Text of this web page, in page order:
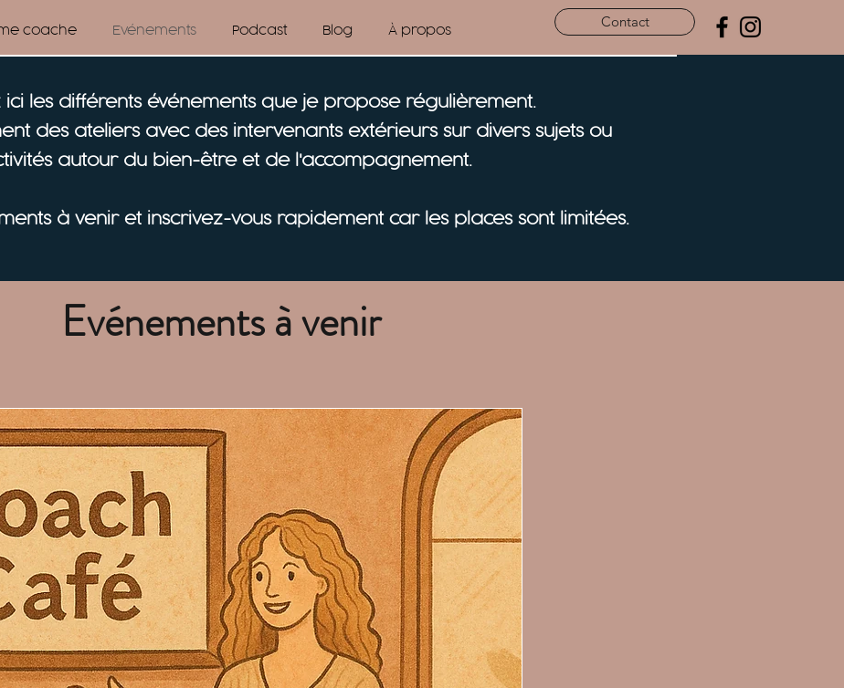
coache Evénements Podcast Blog À propos Contact
ici les différents événements que je propose régulièrement.
des ateliers avec des intervenants extérieurs sur divers sujets ou
autour du bien-être et de l'accompagnement.
à venir et inscrivez-vous rapidement car les places sont limitées.
Evénements à venir